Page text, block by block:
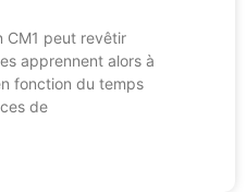
CM1 peut revêtir
apprennent alors à
fonction du temps
de